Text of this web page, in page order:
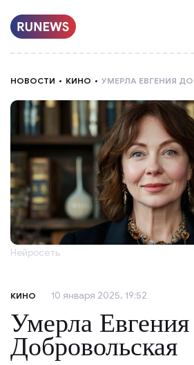
РУБРИКИ
НАС
НОВОСТИ КИНО УМЕРЛА ЕВГЕНИЯ
Нейросеть
КИНО 10 января 2025, 19:52
Умерла Евгения
Добровольская